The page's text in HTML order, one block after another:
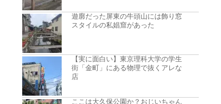
遊廓だった屏東の牛頭山には飾り窓
スタイルの私娼窟があった
【実に面白い】東京理科大学の学生
街「金町」にある物理で抜くアレな
店
ここは大久保公園か？おじいちゃん